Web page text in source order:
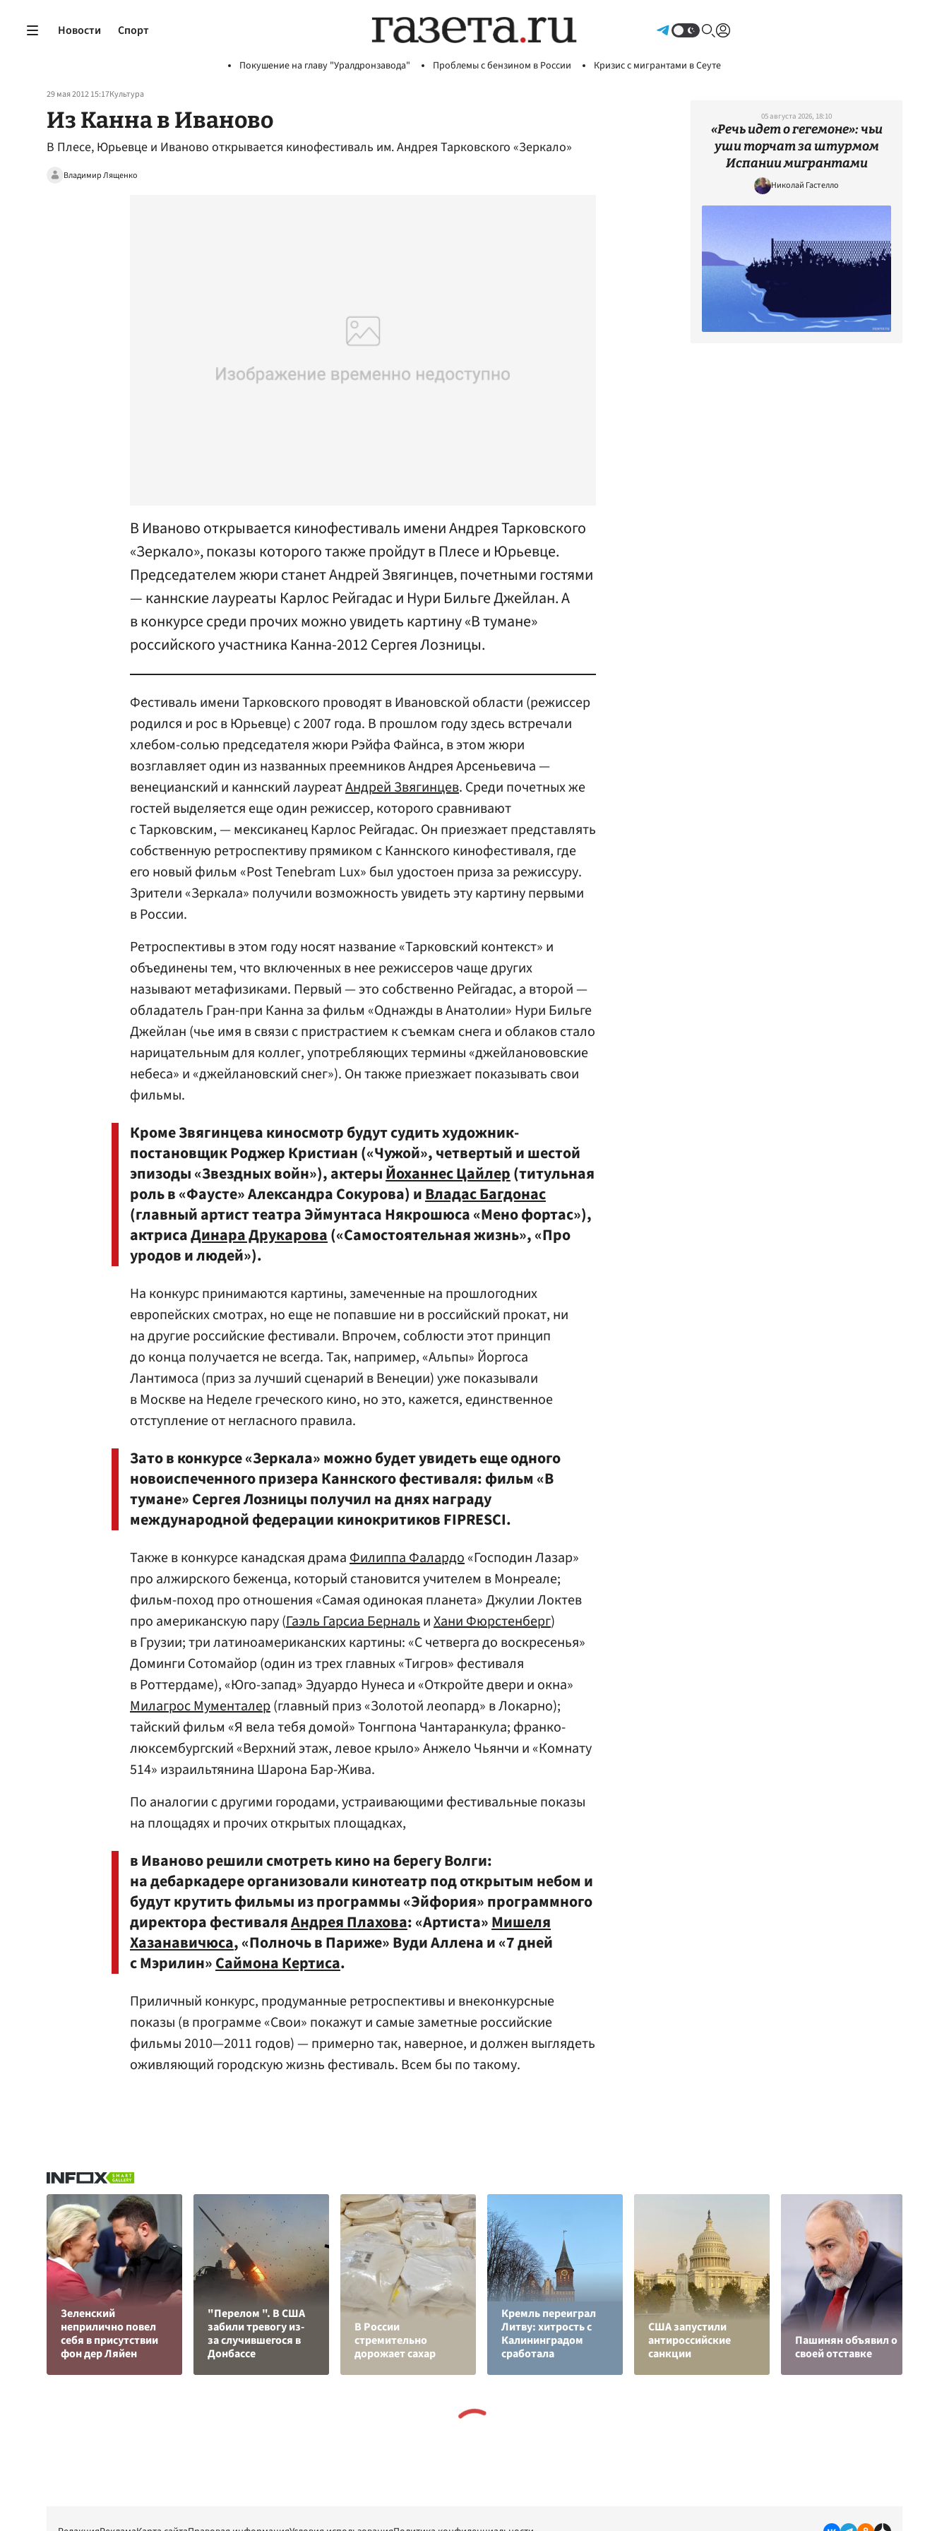
Новости Спорт
Покушение на главу "Уралдронзавода" Проблемы с бензином в России Кризис с мигрантами в Сеуте
29 мая 2012 15:17Культура
Из Канна в Иваново
В Плесе, Юрьевце и Иваново открывается кинофестиваль им. Андрея Тарковского «Зеркало»
Владимир Лященко
В Иваново открывается кинофестиваль имени Андрея Тарковского
«Зеркало», показы которого также пройдут в Плесе и Юрьевце.
Председателем жюри станет Андрей Звягинцев, почетными гостями
— каннские лауреаты Карлос Рейгадас и Нури Бильге Джейлан. А
в конкурсе среди прочих можно увидеть картину «В тумане»
российского участника Канна-2012 Сергея Лозницы.
Фестиваль имени Тарковского проводят в Ивановской области (режиссер
родился и рос в Юрьевце) с 2007 года. В прошлом году здесь встречали
хлебом-солью председателя жюри Рэйфа Файнса, в этом жюри
возглавляет один из названных преемников Андрея Арсеньевича —
венецианский и каннский лауреатАндрей Звягинцев. Среди почетных же
гостей выделяется еще один режиссер, которого сравнивают
с Тарковским, — мексиканец Карлос Рейгадас. Он приезжает представлять
собственную ретроспективу прямиком с Каннского кинофестиваля, где
его новый фильм «Post Tenebram Lux» был удостоен приза за режиссуру.
Зрители «Зеркала» получили возможность увидеть эту картину первыми
в России.
Ретроспективы в этом году носят название «Тарковский контекст» и
объединены тем, что включенных в нее режиссеров чаще других
называют метафизиками. Первый — это собственно Рейгадас, а второй —
обладатель Гран-при Канна за фильм «Однажды в Анатолии» Нури Бильге
Джейлан (чье имя в связи с пристрастием к съемкам снега и облаков стало
нарицательным для коллег, употребляющих термины «джейланововские
небеса» и «джейлановский снег»). Он также приезжает показывать свои
фильмы.
Кроме Звягинцева киносмотр будут судить художник-
постановщик Роджер Кристиан («Чужой», четвертый и шестой
эпизоды «Звездных войн»), актерыЙоханнес Цайлер(титульная
роль в «Фаусте» Александра Сокурова) иВладас Багдонас
(главный артист театра Эймунтаса Някрошюса «Мено фортас»),
актрисаДинара Друкарова(«Самостоятельная жизнь», «Про
уродов и людей»).
На конкурс принимаются картины, замеченные на прошлогодних
европейских смотрах, но еще не попавшие ни в российский прокат, ни
на другие российские фестивали. Впрочем, соблюсти этот принцип
до конца получается не всегда. Так, например, «Альпы» Йоргоса
Лантимоса (приз за лучший сценарий в Венеции) уже показывали
в Москве на Неделе греческого кино, но это, кажется, единственное
отступление от негласного правила.
Зато в конкурсе «Зеркала» можно будет увидеть еще одного
новоиспеченного призера Каннского фестиваля: фильм «В
тумане» Сергея Лозницы получил на днях награду
международной федерации кинокритиков FIPRESCI.
Также в конкурсе канадская драмаФилиппа Фалардо«Господин Лазар»
про алжирского беженца, который становится учителем в Монреале;
фильм-поход про отношения «Самая одинокая планета» Джулии Локтев
про американскую пару (Гаэль Гарсиа БернальиХани Фюрстенберг)
в Грузии; три латиноамериканских картины: «С четверга до воскресенья»
Доминги Сотомайор (один из трех главных «Тигров» фестиваля
в Роттердаме), «Юго-запад» Эдуардо Нунеса и «Откройте двери и окна»
Милагрос Мументалер(главный приз «Золотой леопард» в Локарно);
тайский фильм «Я вела тебя домой» Тонгпона Чантаранкула; франко-
люксембургский «Верхний этаж, левое крыло» Анжело Чьянчи и «Комнату
514» израильтянина Шарона Бар-Жива.
По аналогии с другими городами, устраивающими фестивальные показы
на площадях и прочих открытых площадках,
в Иваново решили смотреть кино на берегу Волги:
на дебаркадере организовали кинотеатр под открытым небом и
будут крутить фильмы из программы «Эйфория» программного
директора фестиваляАндрея Плахова: «Артиста»Мишеля
Хазанавичюса, «Полночь в Париже» Вуди Аллена и «7 дней
с Мэрилин»Саймона Кертиса.
Приличный конкурс, продуманные ретроспективы и внеконкурсные
показы (в программе «Свои» покажут и самые заметные российские
фильмы 2010—2011 годов) — примерно так, наверное, и должен выглядеть
оживляющий городскую жизнь фестиваль. Всем бы по такому.
05 августа 2026, 18:10
«Речь идет о гегемоне»: чьи
уши торчат за штурмом
Испании мигрантами
Николай Гастелло
Зеленский
неприлично повел
cебя в присутствии
фон дер Ляйен
"Перелом ". В США
забили тревогу из-
за случившегося в
Донбассе
В России
стремительно
дорожает сахар
Кремль переиграл
Литву: хитрость с
Калининградом
сработала
США запустили
антироссийские
санкции
Пашинян объявил о
своей отставке